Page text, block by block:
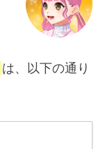
は、以下の通り